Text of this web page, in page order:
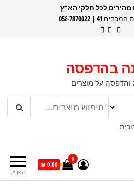
מהירים לכל חלקי הארץ
41 | 058-7870022
בהדפסה
והדפסה על מוצרים
תפריט
0
0.00 ₪